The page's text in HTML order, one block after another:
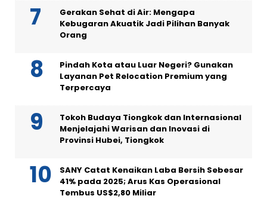
Gerakan Sehat di Air: Mengapa
Kebugaran Akuatik Jadi Pilihan Banyak
Orang
Pindah Kota atau Luar Negeri? Gunakan
Layanan Pet Relocation Premium yang
Terpercaya
Tokoh Budaya Tiongkok dan Internasional
Menjelajahi Warisan dan Inovasi di
Provinsi Hubei, Tiongkok
SANY Catat Kenaikan Laba Bersih Sebesar
41% pada 2025; Arus Kas Operasional
Tembus US$2,80 Miliar